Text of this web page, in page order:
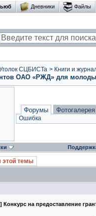
Дневники Файлы
СЦБИСТа > Книги и
ОАО «РЖД» для
Форумы Фотогалерея
Ошибка
этой темы
Конкурс на предоставление